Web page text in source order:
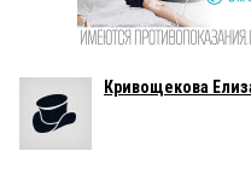
Кривощекова